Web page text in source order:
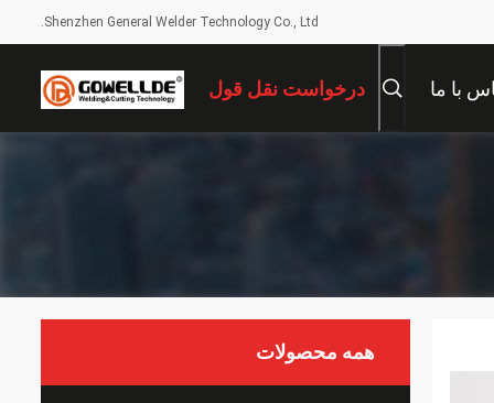
Shenzhen General Welder Technology Co., Ltd.
با ما درخواست نقل قول
همه محصولات